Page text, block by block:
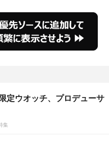
定ウオッチ、プロデューサ
集